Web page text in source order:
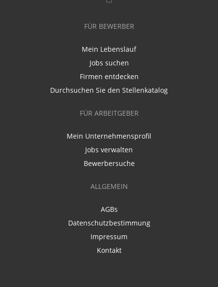
FÜR BEWERBER
Mein Lebenslauf
Jobs suchen
Firmen entdecken
Durchsuchen Sie den Stellenkatalog
FÜR ARBEITGEBER
Mein Unternehmensprofil
Jobs verwalten
Bewerbersuche
ALLGEMEIN
AGBs
Datenschutzbestimmung
Impressum
Kontakt